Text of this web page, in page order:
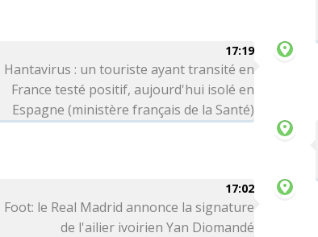
17:19
Hantavirus : un touriste ayant transité en
France testé positif, aujourd'hui isolé en
Espagne (ministère français de la Santé)
17:02
Foot: le Real Madrid annonce la signature
de l'ailier ivoirien Yan Diomandé